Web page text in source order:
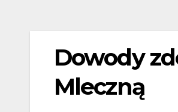
Dowody
Mleczną